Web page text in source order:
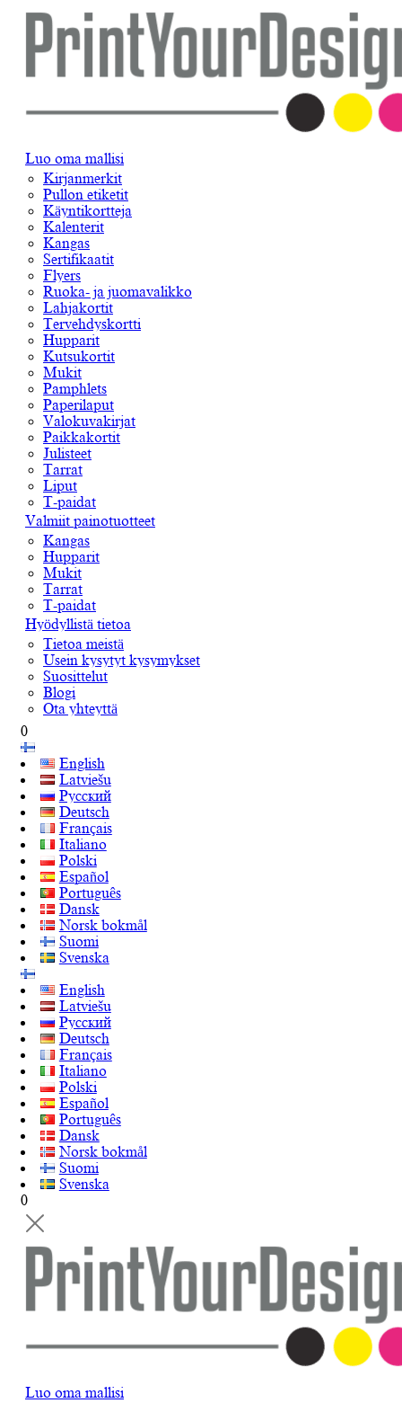
Luo oma mallisi
Kirjanmerkit
Pullon etiketit
Käyntikortteja
Kalenterit
Kangas
Sertifikaatit
Flyers
Ruoka- ja juomavalikko
Lahjakortit
Tervehdyskortti
Hupparit
Kutsukortit
Mukit
Pamphlets
Paperilaput
Valokuvakirjat
Paikkakortit
Julisteet
Tarrat
Liput
T-paidat
Valmiit painotuotteet
Kangas
Hupparit
Mukit
Tarrat
T-paidat
Hyödyllistä tietoa
Tietoa meistä
Usein kysytyt kysymykset
Suosittelut
Blogi
Ota yhteyttä
0
English
Latviešu
Русский
Deutsch
Français
Italiano
Polski
Español
Português
Dansk
Norsk bokmål
Suomi
Svenska
English
Latviešu
Русский
Deutsch
Français
Italiano
Polski
Español
Português
Dansk
Norsk bokmål
Suomi
Svenska
0
Luo oma mallisi